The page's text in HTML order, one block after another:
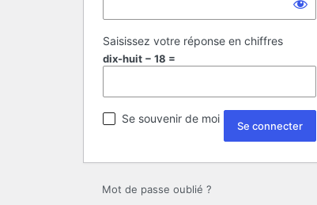
Saisissez votre réponse en chiffres
dix-huit − 18 =
Se souvenir de moi
Mot de passe oublié ?